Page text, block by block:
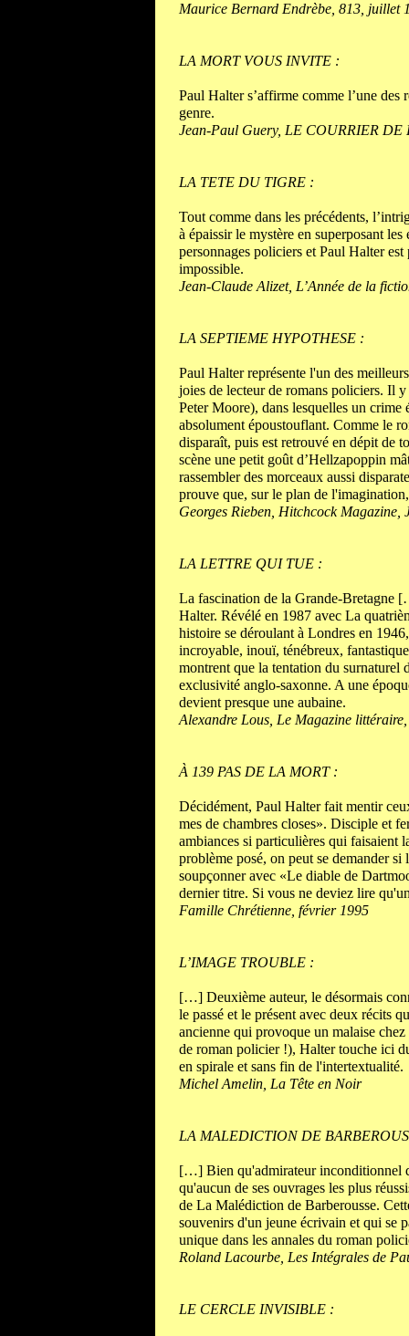
Maurice Bernard Endrèbe, 813, juillet
LA MORT VOUS INVITE :
Paul Halter s’affirme comme l’une des
genre.
Jean-Paul Guery, LE COURRIER DE
LA TETE DU TIGRE :
Tout comme dans les précédents,
à épaissir le mystère en superposant les
personnages policiers et Paul Halter
impossible.
Jean-Claude Alizet, L’Année de la
LA SEPTIEME HYPOTHESE :
Paul Halter représente l'un des
joies de lecteur de romans policiers. Il
Peter Moore), dans lesquelles un crime
absolument époustouflant. Comme le
disparaît, puis est retrouvé en dépit de
scène une petit goût d’Hellzapoppin
rassembler des morceaux aussi
prouve que, sur le plan de
Georges Rieben, Hitchcock Magazine,
LA LETTRE QUI TUE :
La fascination de la Grande-Bretagne
Halter. Révélé en 1987 avec La
histoire se déroulant à Londres en
incroyable, inouï, ténébreux,
montrent que la tentation du surnaturel
exclusivité anglo-saxonne. A une
devient presque une aubaine.
Alexandre Lous, Le Magazine
À 139 PAS DE LA MORT :
Décidément, Paul Halter fait mentir
mes de chambres closes». Disciple et
ambiances si particulières qui faisaient
problème posé, on peut se deman­der
soupçonner avec «Le diable de
der­nier titre. Si vous ne deviez lire
Famille Chrétienne, février 1995
L’IMAGE TROUBLE :
[…] Deuxième auteur, le désormais
le passé et le présent avec deux récits
ancienne qui provoque un malaise
de roman policier !), Halter touche ici
en spirale et sans fin de l'intertextualité.
Michel Amelin, La Tête en Noir
LA MALEDICTION DE
[…] Bien qu'ad­mirateur inconditionnel
qu'aucun de ses ouvrages les plus
de La Malédiction de Barberousse.
souvenirs d'un jeune écri­vain et qui se
unique dans les annales du roman
Roland Lacourbe, Les Intégrales de
LE CERCLE INVISIBLE :